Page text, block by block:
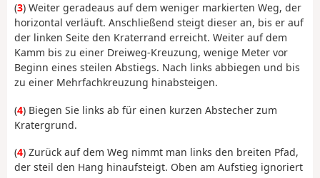
(3) Weiter geradeaus auf dem weniger markierten Weg, der
horizontal verläuft. Anschließend steigt dieser an, bis er auf
der linken Seite den Kraterrand erreicht. Weiter auf dem
Kamm bis zu einer Dreiweg-Kreuzung, wenige Meter vor
Beginn eines steilen Abstiegs. Nach links abbiegen und bis
zu einer Mehrfachkreuzung hinabsteigen.
(4) Biegen Sie links ab für einen kurzen Abstecher zum
Kratergrund.
(4) Zurück auf dem Weg nimmt man links den breiten Pfad,
der steil den Hang hinaufsteigt. Oben am Aufstieg ignoriert